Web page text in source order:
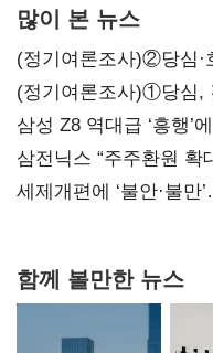
많이 본 뉴스
(정기여론조사)②당심·
(정기여론조사)①당심,
지지도 '50% 아래로'(종
삼성 Z8 역대급 ‘흥행’
대전’
삼전닉스 “주주환원
보내
세제개편에 ‘불안·불
함께 볼만한 뉴스